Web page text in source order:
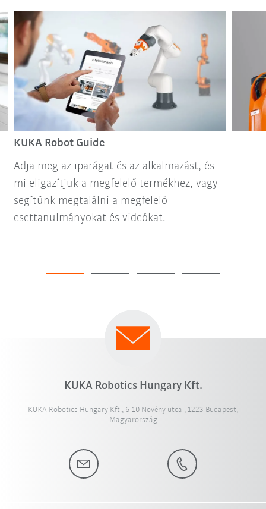
KUKA Robot Guide
Adja meg az iparágat és az alkalmazást, és
mi eligazítjuk a megfelelő termékhez, vagy
segítünk megtalálni a megfelelő
esettanulmányokat és videókat.
KUKA Robotics Hungary Kft.
KUKA Robotics Hungary Kft., 6-10 Növény utca , 1223 Budapest,
Magyarország